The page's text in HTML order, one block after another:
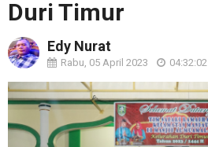
Duri Timur
Edy Nurat
Rabu, 05 April 2023 04:32:02